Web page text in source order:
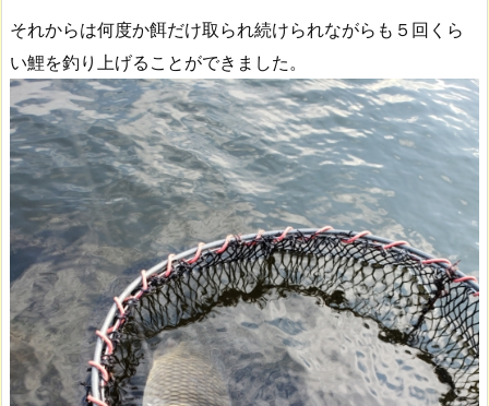
それからは何度か餌だけ取られ続けられながらも５回くら
い鯉を釣り上げることができました。